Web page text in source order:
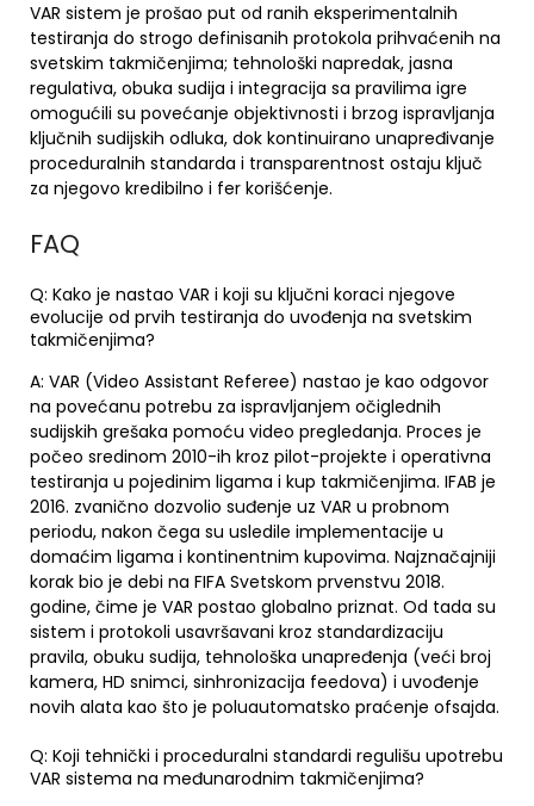
VAR sistem je prošao put od ranih eksperimentalnih
testiranja do strogo definisanih protokola prihvaćenih na
svetskim takmičenjima; tehnološki napredak, jasna
regulativa, obuka sudija i integracija sa pravilima igre
omogućili su povećanje objektivnosti i brzog ispravljanja
ključnih sudijskih odluka, dok kontinuirano unapređivanje
proceduralnih standarda i transparentnost ostaju ključ
za njegovo kredibilno i fer korišćenje.
FAQ
Q: Kako je nastao VAR i koji su ključni koraci njegove
evolucije od prvih testiranja do uvođenja na svetskim
takmičenjima?
A: VAR (Video Assistant Referee) nastao je kao odgovor
na povećanu potrebu za ispravljanjem očiglednih
sudijskih grešaka pomoću video pregledanja. Proces je
počeo sredinom 2010-ih kroz pilot-projekte i operativna
testiranja u pojedinim ligama i kup takmičenjima. IFAB je
2016. zvanično dozvolio suđenje uz VAR u probnom
periodu, nakon čega su usledile implementacije u
domaćim ligama i kontinentnim kupovima. Najznačajniji
korak bio je debi na FIFA Svetskom prvenstvu 2018.
godine, čime je VAR postao globalno priznat. Od tada su
sistem i protokoli usavršavani kroz standardizaciju
pravila, obuku sudija, tehnološka unapređenja (veći broj
kamera, HD snimci, sinhronizacija feedova) i uvođenje
novih alata kao što je poluautomatsko praćenje ofsajda.
Q: Koji tehnički i proceduralni standardi regulišu upotrebu
VAR sistema na međunarodnim takmičenjima?